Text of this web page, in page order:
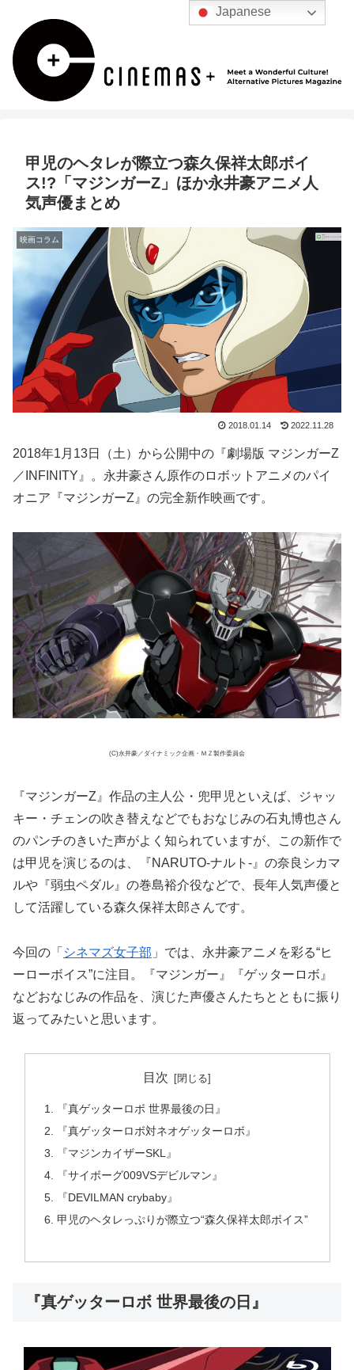
甲児のヘタレが際立つ森久保祥太郎ボイ
ス!?「マジンガーZ」ほか永井豪アニメ人
気声優まとめ
映画コラム
2018.01.14 2022.11.28
2018年1月13日（土）から公開中の『劇場版 マジンガーZ
／INFINITY』。永井豪さん原作のロボットアニメのパイ
オニア『マジンガーZ』の完全新作映画です。
(C)永井豪／ダイナミック企画・ＭＺ製作委員会
『マジンガーZ』作品の主人公・兜甲児といえば、ジャッ
キー・チェンの吹き替えなどでもおなじみの石丸博也さん
のパンチのきいた声がよく知られていますが、この新作で
は甲児を演じるのは、『NARUTO-ナルト-』の奈良シカマ
ルや『弱虫ペダル』の巻島裕介役などで、長年人気声優と
して活躍している森久保祥太郎さんです。
今回の「 シネマズ女子部 」では、永井豪アニメを彩る“ヒ
ーローボイス”に注目。『マジンガー』『ゲッターロボ』
などおなじみの作品を、演じた声優さんたちとともに振り
返ってみたいと思います。
目次
『真ゲッターロボ 世界最後の日』
『真ゲッターロボ対ネオゲッターロボ』
『マジンカイザーSKL』
『サイボーグ009VSデビルマン』
『DEVILMAN crybaby』
甲児のヘタレっぷりが際立つ“森久保祥太郎ボイス”
『真ゲッターロボ 世界最後の日』
Japanese